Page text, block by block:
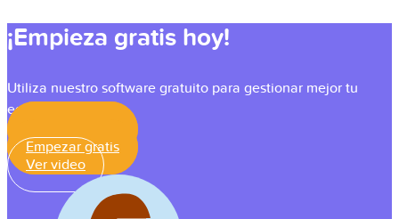
¡Empieza gratis hoy!
Utiliza nuestro software gratuito para gestionar mejor tu
equipo
Empezar gratis
Ver video